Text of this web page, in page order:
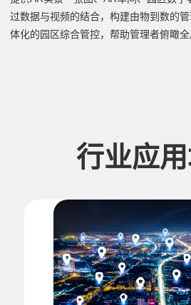
过数据与视频的结合，构建由物到数的
体化的园区综合管控，帮助管理者俯瞰全
行业应